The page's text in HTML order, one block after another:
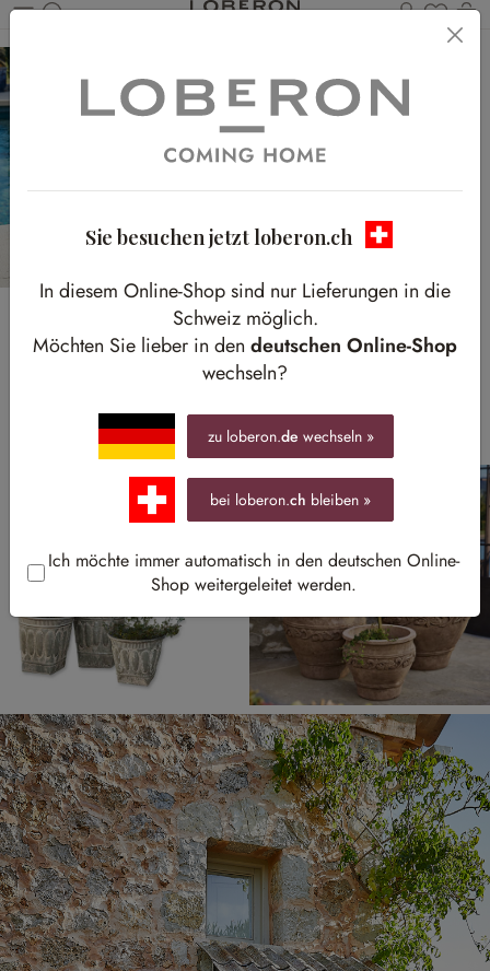
Du
Übertopf-Special
Entdecken Sie unsere beliebten Sets und charmanten
Hingucker
Sie besuchen jetzt loberon.ch
In diesem Online-Shop sind nur Lieferungen in die
Schweiz möglich.
Möchten Sie lieber in den deutschen Online-Shop
wechseln?
zu loberon.de wechseln »
bei loberon.ch bleiben »
Ich möchte immer automatisch in den deutschen Online-
Shop weitergeleitet werden.